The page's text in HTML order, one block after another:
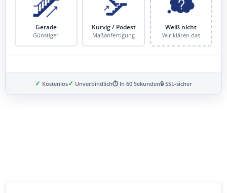
Gerade
Günstiger
Kurvig / Podest
Maßanfertigung
Weiß nicht
Wir klären das
✓ Kostenlos✓ Unverbindlich⏱ In 60 Sekunden🔒 SSL-sicher